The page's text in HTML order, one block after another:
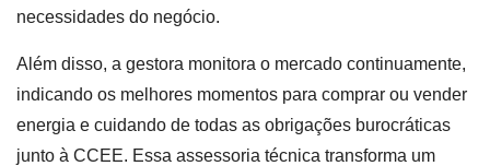
necessidades do negócio.
Além disso, a gestora monitora o mercado continuamente,
indicando os melhores momentos para comprar ou vender
energia e cuidando de todas as obrigações burocráticas
junto à CCEE. Essa assessoria técnica transforma um